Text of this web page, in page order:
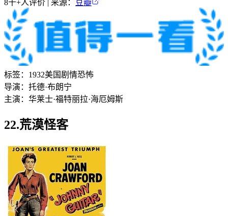
8千+人评价 | 来源： 豆瓣
标签： 1932美国 剧情恐怖
导演： 托德·布朗宁
主演： 华莱士·福特丽拉·海厄姆斯
22.荒漠怪客